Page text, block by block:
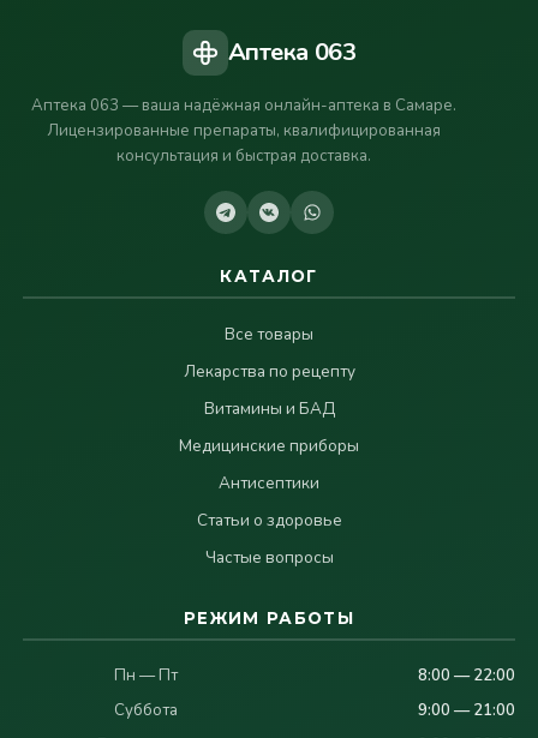
Аптека 063
Аптека 063 — ваша надёжная онлайн-аптека в Самаре.
Лицензированные препараты, квалифицированная
консультация и быстрая доставка.
КАТАЛОГ
Все товары
Лекарства по рецепту
Витамины и БАД
Медицинские приборы
Антисептики
Статьи о здоровье
Частые вопросы
РЕЖИМ РАБОТЫ
Пн — Пт
8:00 — 22:00
Суббота
9:00 — 21:00